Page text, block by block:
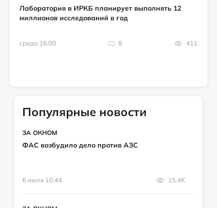
Лаборатория в ИРКБ планирует выполнять 12
миллионов исследований в год
среда 16:00 8 411
Популярные новости
ЗА ОКНОМ
ФАС возбудило дело против АЗС
6 июля 10:44 15.4K